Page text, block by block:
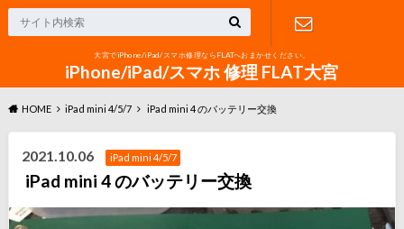
大宮でiPhone/iPad/スマホ修理ならFLATへおまかせください。
iPhone/iPad/スマホ 修理 FLAT大宮
お問い合わ
HOME iPad mini 4/5/7 iPad mini 4 のバッテリー交換
2021.10.06 iPad mini 4/5/7
iPad mini 4 のバッテリー交換